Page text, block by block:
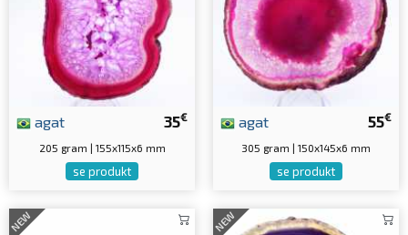
35€
agat
205 gram | 155x115x6 mm
se produkt
55€
agat
305 gram | 150x145x6 mm
se produkt
NEW NEW